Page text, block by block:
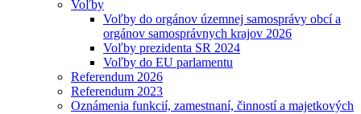
Voľby
Voľby do orgánov územnej samosprávy obcí a
orgánov samosprávnych krajov 2026
Voľby prezidenta SR 2024
Voľby do EU parlamentu
Referendum 2026
Referendum 2023
Oznámenia funkcií, zamestnaní, činností a majetkových